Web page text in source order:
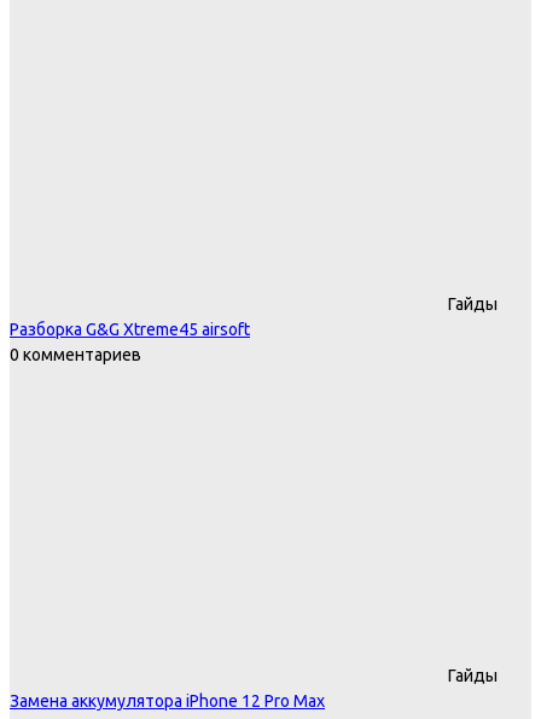
Гайды
Разборка G&G Xtreme45 airsoft
0 комментариев
Гайды
Замена аккумулятора iPhone 12 Pro Max